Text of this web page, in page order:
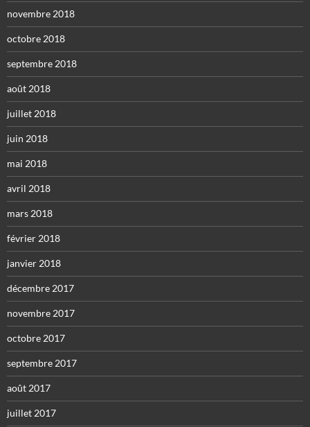
novembre 2018
octobre 2018
septembre 2018
août 2018
juillet 2018
juin 2018
mai 2018
avril 2018
mars 2018
février 2018
janvier 2018
décembre 2017
novembre 2017
octobre 2017
septembre 2017
août 2017
juillet 2017